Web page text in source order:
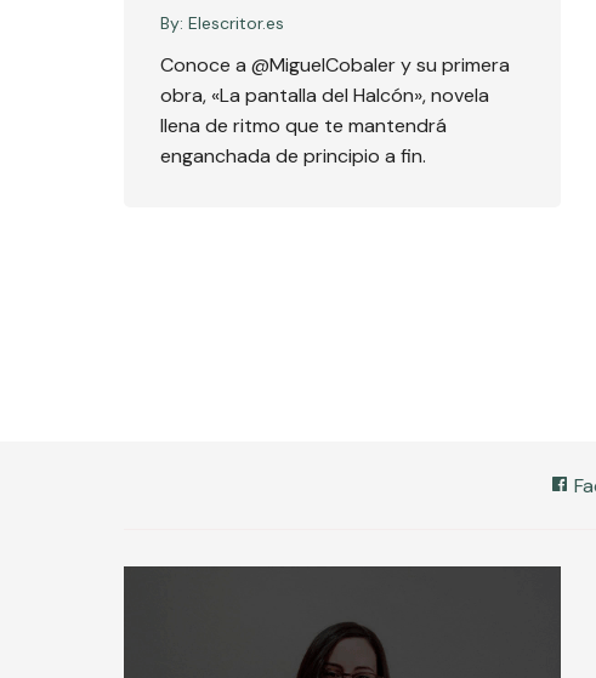
By: Elescritor.es
Conoce a @MiguelCobaler y su primera
obra, «La pantalla del Halcón», novela
llena de ritmo que te mantendrá
enganchada de principio a fin.